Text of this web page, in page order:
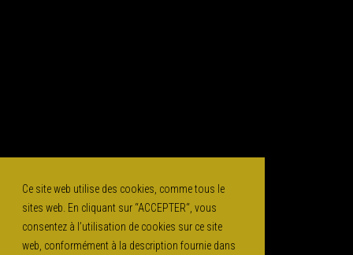
Ce site web utilise des cookies, comme tous le
sites web. En cliquant sur “ACCEPTER“, vous
consentez à l’utilisation de cookies sur ce site
web, conformément à la description fournie dans